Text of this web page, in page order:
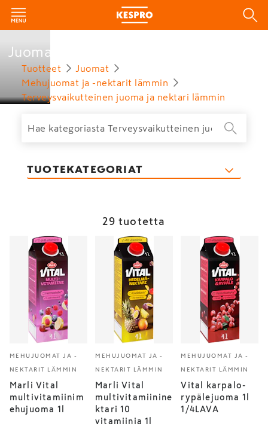
Juomat
Tuotteet
Juomat
Mehujuomat ja -nektarit lämmin
Terveysvaikutteinen juoma ja nektari lämmin
TUOTEKATEGORIAT
29 tuotetta
MEHUJUOMAT JA -
NEKTARIT LÄMMIN
Marli Vital
multivitamiinim
ehujuoma 1l
MEHUJUOMAT JA -
NEKTARIT LÄMMIN
Marli Vital
multivitamiinine
ktari 10
vitamiinia 1l
MEHUJUOMAT JA -
NEKTARIT LÄMMIN
Vital karpalo-
rypälejuoma 1l
1/4LAVA